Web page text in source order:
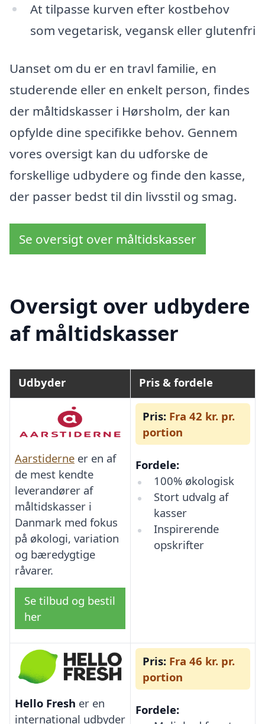
At tilpasse kurven efter kostbehov
som vegetarisk, vegansk eller glutenfri
Uanset om du er en travl familie, en
studerende eller en enkelt person, findes
der måltidskasser i Hørsholm, der kan
opfylde dine specifikke behov. Gennem
vores oversigt kan du udforske de
forskellige udbydere og finde den kasse,
der passer bedst til din livsstil og smag.
Se oversigt over måltidskasser
Oversigt over udbydere
af måltidskasser
Udbyder Pris & fordele
Aarstiderne er en af
de mest kendte
leverandører af
måltidskasser i
Danmark med fokus
på økologi, variation
og bæredygtige
råvarer.
Se tilbud og bestil
her
Pris: Fra 42 kr. pr.
portion
Fordele:
100% økologisk
Stort udvalg af
kasser
Inspirerende
opskrifter
Hello Fresh er en
international udbyder
Pris: Fra 46 kr. pr.
portion
Fordele: